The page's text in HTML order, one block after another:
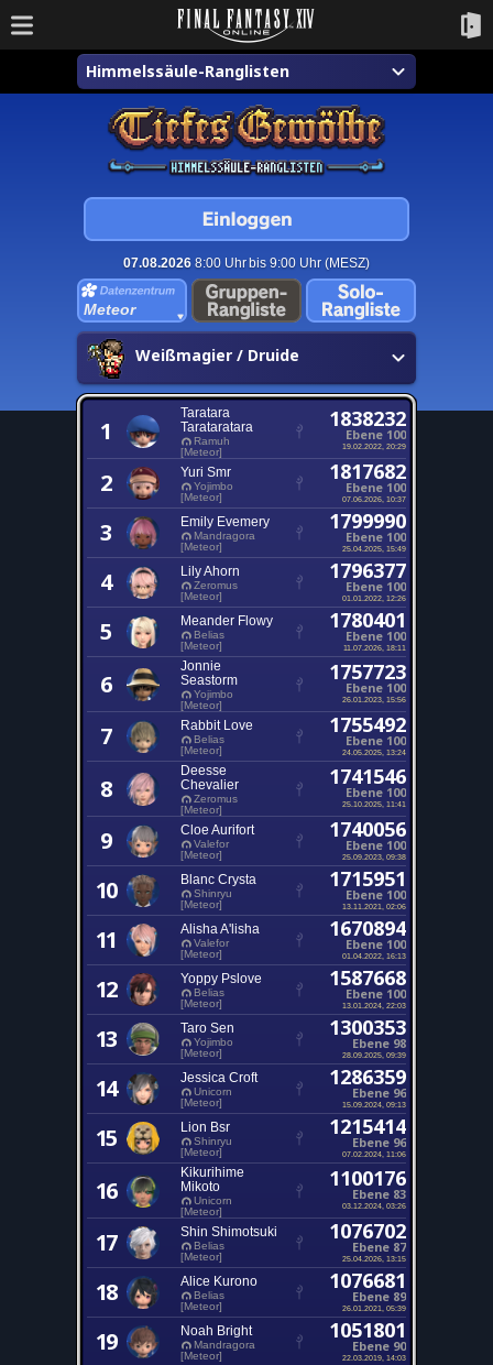
Himmelssäule-Ranglisten
07.08.20268:00 Uhr bis 9:00 Uhr (MESZ)
Meteor
Weißmagier / Druide
1
Taratara
Tarataratara
Ramuh
[Meteor]
1838232
Ebene 100
19.02.2022, 20:29
2 Yuri Smr
Yojimbo
[Meteor]
1817682
Ebene 100
07.06.2026, 10:37
3 Emily Evemery
Mandragora
[Meteor]
1799990
Ebene 100
25.04.2025, 15:49
4 Lily Ahorn
Zeromus
[Meteor]
1796377
Ebene 100
01.01.2022, 12:26
5 Meander Flowy
Belias
[Meteor]
1780401
Ebene 100
11.07.2026, 18:11
6
Jonnie
Seastorm
Yojimbo
[Meteor]
1757723
Ebene 100
26.01.2023, 15:56
7 Rabbit Love
Belias
[Meteor]
1755492
Ebene 100
24.05.2025, 13:24
8
Deesse
Chevalier
Zeromus
[Meteor]
1741546
Ebene 100
25.10.2025, 11:41
9 Cloe Aurifort
Valefor
[Meteor]
1740056
Ebene 100
25.09.2023, 09:38
10 Blanc Crysta
Shinryu
[Meteor]
1715951
Ebene 100
13.11.2021, 02:06
11 Alisha A'lisha
Valefor
[Meteor]
1670894
Ebene 100
01.04.2022, 16:13
12 Yoppy Pslove
Belias
[Meteor]
1587668
Ebene 100
13.01.2024, 22:03
13 Taro Sen
Yojimbo
[Meteor]
1300353
Ebene 98
28.09.2025, 09:39
14 Jessica Croft
Unicorn
[Meteor]
1286359
Ebene 96
15.09.2024, 09:13
15 Lion Bsr
Shinryu
[Meteor]
1215414
Ebene 96
07.02.2024, 11:06
16
Kikurihime
Mikoto
Unicorn
[Meteor]
1100176
Ebene 83
03.12.2024, 03:26
17 Shin Shimotsuki
Belias
[Meteor]
1076702
Ebene 87
25.04.2026, 13:15
18 Alice Kurono
Belias
[Meteor]
1076681
Ebene 89
26.01.2021, 05:39
19 Noah Bright
Mandragora
[Meteor]
1051801
Ebene 90
22.03.2019, 14:03